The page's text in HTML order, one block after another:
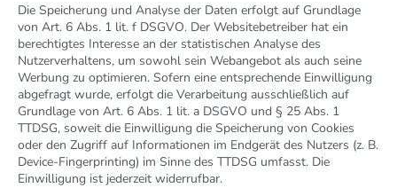
Die Speicherung und Analyse der Daten erfolgt auf Grundlage
von Art. 6 Abs. 1 lit. f DSGVO. Der Websitebetreiber hat ein
berechtigtes Interesse an der statistischen Analyse des
Nutzerverhaltens, um sowohl sein Webangebot als auch seine
Werbung zu optimieren. Sofern eine entsprechende Einwilligung
abgefragt wurde, erfolgt die Verarbeitung ausschließlich auf
Grundlage von Art. 6 Abs. 1 lit. a DSGVO und § 25 Abs. 1
TTDSG, soweit die Einwilligung die Speicherung von Cookies
oder den Zugriff auf Informationen im Endgerät des Nutzers (z. B.
Device-Fingerprinting) im Sinne des TTDSG umfasst. Die
Einwilligung ist jederzeit widerrufbar.